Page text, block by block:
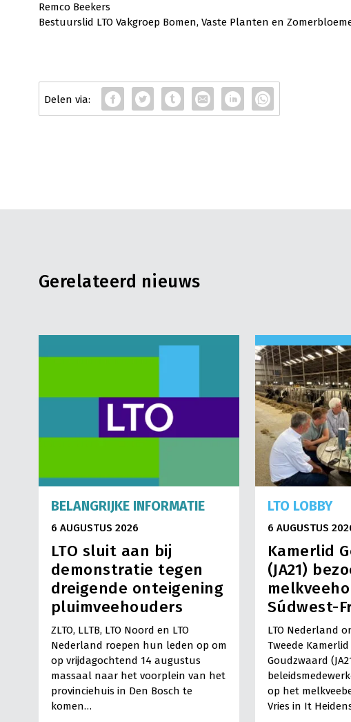
Remco Beekers
Bestuurslid LTO Vakgroep Bomen, Vaste Planten en
Gerelateerd nieuws
BELANGRIJKE INFORMATIE
6 AUGUSTUS 2026
LTO sluit aan bij
demonstratie tegen
dreigende onteigening
pluimveehouders
ZLTO, LLTB, LTO Noord en LTO
Nederland roepen hun leden op om
op vrijdagochtend 14 augustus
massaal naar het voorplein van het
provinciehuis in Den Bosch te
komen…
LTO LOBBY
6 AUGUSTUS
Kamerlid
(JA21)
Súdwest-
LTO Nederland
Tweede
Goudzwaard
op het
Vries in It